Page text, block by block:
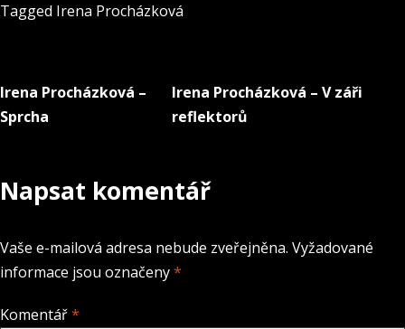
Tagged Irena Procházková
Navigace
příspěvek
Irena Procházková –
Sprcha
Irena Procházková – V záři
reflektorů
Napsat komentář
Vaše e-mailová adresa nebude zveřejněna. Vyžadované
informace jsou označeny*
Komentář*